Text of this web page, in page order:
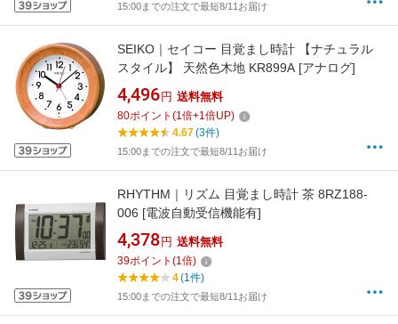
15:00までの注文で最短8/11お届け
SEIKO｜セイコー 目覚まし時計 【ナチュラル
スタイル】 天然色木地 KR899A [アナログ]
4,496 円 送料無料
80ポイント (1倍+1倍UP)
4.67(3件)
15:00までの注文で最短8/11お届け
RHYTHM｜リズム 目覚まし時計 茶 8RZ188-
006 [電波自動受信機能有]
4,378 円 送料無料
39ポイント (1倍)
4(1件)
15:00までの注文で最短8/11お届け